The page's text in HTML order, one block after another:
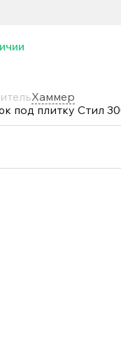
Хаммер
под плитку Стил